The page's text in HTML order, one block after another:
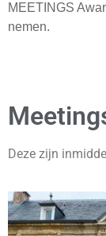
MEETINGS
nemen.
Deze zijn